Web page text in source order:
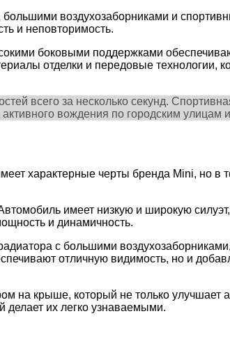
воздухозаборниками и
и неповторимость.
боковыми поддержками
отделки и передовые технологии,
всего за несколько секунд.
вождения по городским улицам
характерные черты бренда Mini, но в
имеет низкую и широкую
и динамичность.
с большими
отличную видимость, но и
на крыше, который не только улучшает
их легко узнаваемыми.